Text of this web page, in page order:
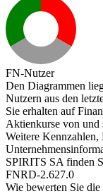
FN-Nutzer
Den Diagrammen
Nutzern aus den
Sie erhalten auf
Aktienkurse von und
Weitere Kennzahlen,
SPIRITS SA finden
FNRD-2.627.0
Wie bewerten Sie